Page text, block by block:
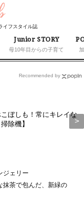
イフスタイル誌
Junior STORY
母10年目からの子育て
ぼしも！常にキレイな
除機】
Recommended by
ジェリー
抹茶で包んだ、新緑の